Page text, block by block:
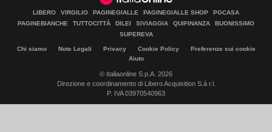
LIBERO VIRGILIO PAGINEGIALLE PAGINEGIALLE SHOP
PGCASA
PAGINEBIANCHE
TUTTOCITTÀ DILEI SIVIAGGIA QUIFINANZA
BUONISSIMO
SUPEREVA
Chi siamo Note Legali Privacy Cookie Policy
Preferenze sui cookie
Aiuto
© Italiaonline S.p.A. 2026
Direzione e coordinamento di Libero Acquisition S.á r.l.
P. IVA 03970540963